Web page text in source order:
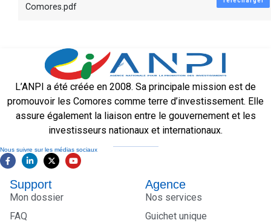
Comores.pdf
L’ANPI a été créée en 2008. Sa principale mission est de
promouvoir les Comores comme terre d’investissement. Elle
assure également la liaison entre le gouvernement et les
investisseurs nationaux et internationaux.
Nous suivre sur les médias sociaux
Support
Mon dossier
FAQ
Agence
Nos services
Guichet unique